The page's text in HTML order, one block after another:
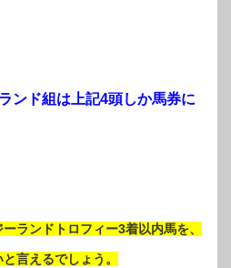
ンド組は上記4頭しか馬券に
ランドトロフィー3着以内馬を、
言えるでしょう。